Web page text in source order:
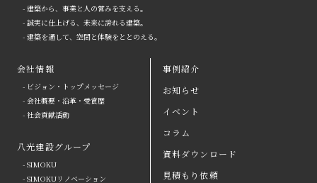
八光建設の強み
arrow
会社情報
八光建設グループ
arrow
arrow
よくある質問
お問い合わせ
資料ダウンロード
- 建築から、事業と人の営みを支える。
- 誠実に仕上げる、未来に誇れる建築。
- 建築を通して、空間と体験をととのえる。
会社情報
- ビジョン・トップメッセージ
- 会社概要・沿革・受賞歴
- 社会貢献活動
八光建設グループ
- SIMOKU
- SIMOKUリノベーション
事例紹介
お知らせ
イベント
コラム
資料ダウンロード
見積もり依頼